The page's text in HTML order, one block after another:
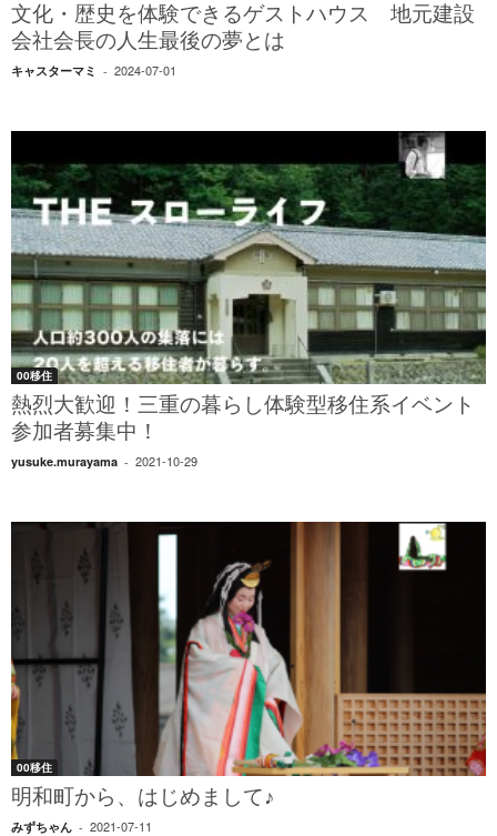
文化・歴史を体験できるゲストハウス 地元建設
会社会長の人生最後の夢とは
キャスターマミ - 2024-07-01
00移住
熱烈大歓迎！三重の暮らし体験型移住系イベント
参加者募集中！
yusuke.murayama - 2021-10-29
00移住
明和町から、はじめまして♪
みずちゃん - 2021-07-11